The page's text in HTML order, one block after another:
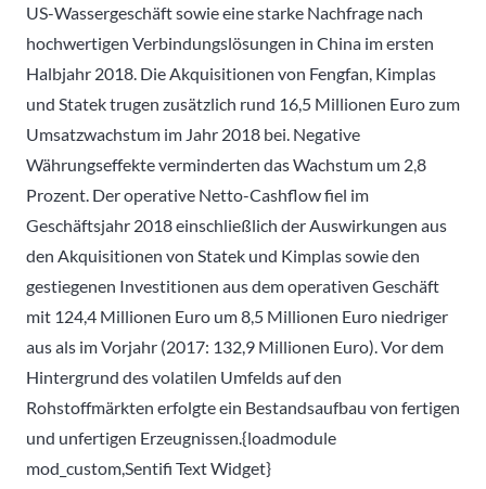
US-Wassergeschäft sowie eine starke Nachfrage nach
hochwertigen Verbindungslösungen in China im ersten
Halbjahr 2018. Die Akquisitionen von Fengfan, Kimplas
und Statek trugen zusätzlich rund 16,5 Millionen Euro zum
Umsatzwachstum im Jahr 2018 bei. Negative
Währungseffekte verminderten das Wachstum um 2,8
Prozent. Der operative Netto-Cashflow fiel im
Geschäftsjahr 2018 einschließlich der Auswirkungen aus
den Akquisitionen von Statek und Kimplas sowie den
gestiegenen Investitionen aus dem operativen Geschäft
mit 124,4 Millionen Euro um 8,5 Millionen Euro niedriger
aus als im Vorjahr (2017: 132,9 Millionen Euro). Vor dem
Hintergrund des volatilen Umfelds auf den
Rohstoffmärkten erfolgte ein Bestandsaufbau von fertigen
und unfertigen Erzeugnissen.{loadmodule
mod_custom,Sentifi Text Widget}